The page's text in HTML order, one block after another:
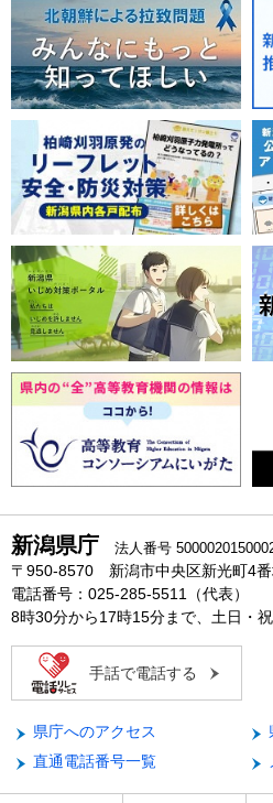
新潟県庁 法人番号
〒950-8570 新潟市中央区新光町4番
電話番号：025-285-5511（代表）
8時30分から17時15分まで、土日・
手話で電話する
県庁へのアクセス
直通電話番号一覧